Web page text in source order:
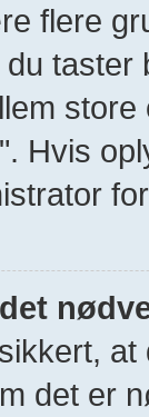
flere
taster
Hvis
det er